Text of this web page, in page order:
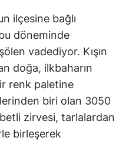
ilçesine bağlı
bu döneminde
vadediyor. Kışın
doğa, ilkbaharın
renk paletine
biri olan 3050
zirvesi, tarlalardan
birleşerek